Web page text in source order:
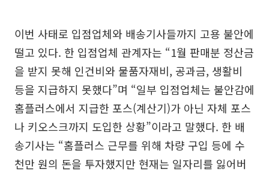
이번 사태로 입점업체와 배송기사들까지 고용 불안에
떨고 있다. 한 입점업체 관계자는 “1월 판매분 정산금
을 받지 못해 인건비와 물품자재비, 공과금, 생활비
등을 지급하지 못했다”며 “일부 입점업체는 불안감에
홈플러스에서 지급한 포스(계산기)가 아닌 자체 포스
나 키오스크까지 도입한 상황”이라고 말했다. 한 배
송기사는 “홈플러스 근무를 위해 차량 구입 등에 수
천만 원의 돈을 투자했지만 현재는 일자리를 잃어버